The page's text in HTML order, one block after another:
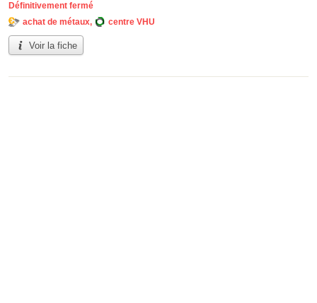
Définitivement fermé
achat de métaux, centre VHU
Voir la fiche